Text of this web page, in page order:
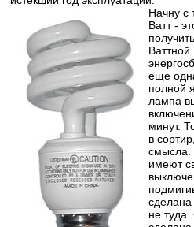
Начну с
Ватт -
еще
полной
лампа
минут.
в
смысла.
имеют
не туда.